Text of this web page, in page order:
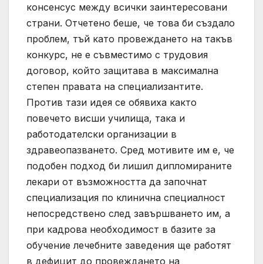
консенсус между всички заинтересовани
страни. Отчетено беше, че това би създало
проблем, тъй като провеждането на такъв
конкурс, не е съвместимо с трудовия
договор, който защитава в максимална
степен правата на специализантите.
Против тази идея се обявиха както
повечето висши училища, така и
работодателски организации в
здравеопазването. Сред мотивите им е, че
подобен подход би лишил дипломираните
лекари от възможността да започнат
специализация по клинична специалност
непосредствено след завършването им, а
при кадрова необходимост в базите за
обучение лечебните заведения ще работят
в дефицит до провеждането на